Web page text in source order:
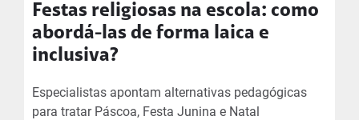
Festas religiosas na escola: como
abordá-las de forma laica e
inclusiva?
Especialistas apontam alternativas pedagógicas
para tratar Páscoa, Festa Junina e Natal